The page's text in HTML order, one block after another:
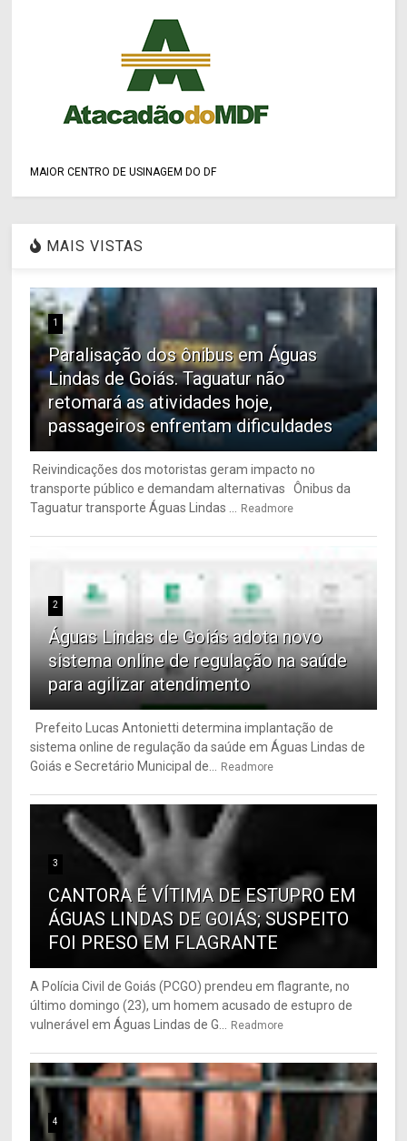
MAIOR CENTRO DE USINAGEM DO DF
MAIS VISTAS
1
Paralisação dos ônibus em Águas
Lindas de Goiás. Taguatur não
retomará as atividades hoje,
passageiros enfrentam dificuldades
Reivindicações dos motoristas geram impacto no
transporte público e demandam alternativas Ônibus da
Taguatur transporte Águas Lindas ...
Readmore
2
Águas Lindas de Goiás adota novo
sistema online de regulação na saúde
para agilizar atendimento
Prefeito Lucas Antonietti determina implantação de
sistema online de regulação da saúde em Águas Lindas de
Goiás e Secretário Municipal de...
Readmore
3
CANTORA É VÍTIMA DE ESTUPRO EM
ÁGUAS LINDAS DE GOIÁS; SUSPEITO
FOI PRESO EM FLAGRANTE
A Polícia Civil de Goiás (PCGO) prendeu em flagrante, no
último domingo (23), um homem acusado de estupro de
vulnerável em Águas Lindas de G...
Readmore
4